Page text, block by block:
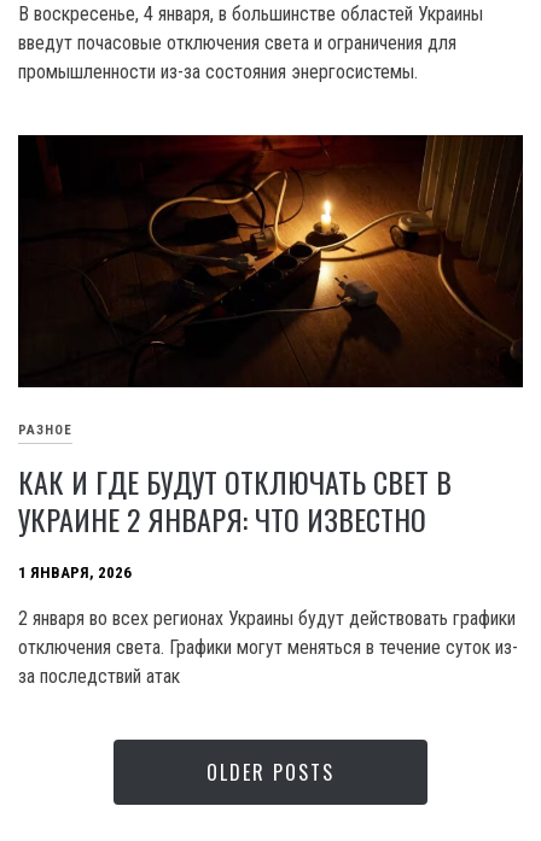
В воскресенье, 4 января, в большинстве областей Украины
введут почасовые отключения света и ограничения для
промышленности из-за состояния энергосистемы.
РАЗНОЕ
КАК И ГДЕ БУДУТ ОТКЛЮЧАТЬ СВЕТ В
УКРАИНЕ 2 ЯНВАРЯ: ЧТО ИЗВЕСТНО
1 ЯНВАРЯ, 2026
2 января во всех регионах Украины будут действовать графики
отключения света. Графики могут меняться в течение суток из-
за последствий атак
OLDER POSTS